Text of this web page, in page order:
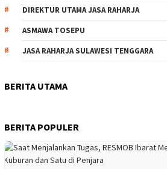
DIREKTUR UTAMA JASA RAHARJA
ASMAWA TOSEPU
JASA RAHARJA SULAWESI TENGGARA
BERITA UTAMA
BERITA POPULER